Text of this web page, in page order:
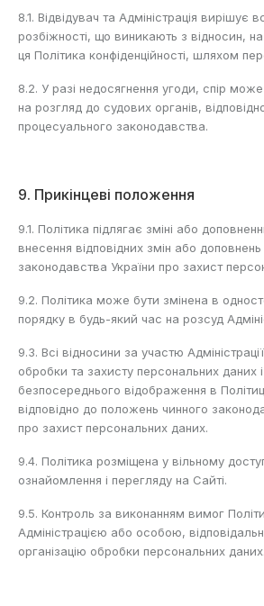
8.1. Відвідувач та Адміністрація вирішує
розбіжності, що виникають з відносин,
ця Політика конфіденційності, шляхом
8.2. У разі недосягнення угоди, спір
на розгляд до судових органів,
процесуального законодавства.
9. Прикінцеві положення
9.1. Політика підлягає зміні або
внесення відповідних змін або
законодавства України про захист
9.2. Політика може бути змінена в
порядку в будь-який час на розсуд
9.3. Всі відносини за участю
обробки та захисту персональних даних
безпосереднього відображення в
відповідно до положень чинного
про захист персональних даних.
9.4. Політика розміщена у вільному
ознайомлення і перегляду на Сайті.
9.5. Контроль за виконанням вимог
Адміністрацією або особою,
організацію обробки персональних даних.